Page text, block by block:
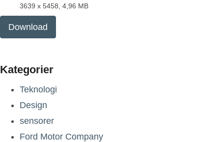
3639 x 5458, 4,96 MB
Download
Kategorier
Teknologi
Design
sensorer
Ford Motor Company